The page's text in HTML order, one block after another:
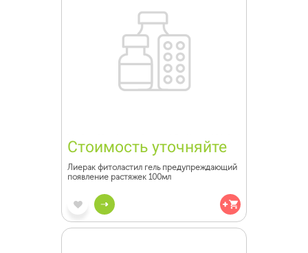
Стоимость уточняйте
Лиерак фитоластил гель предупреждающий
появление растяжек 100мл